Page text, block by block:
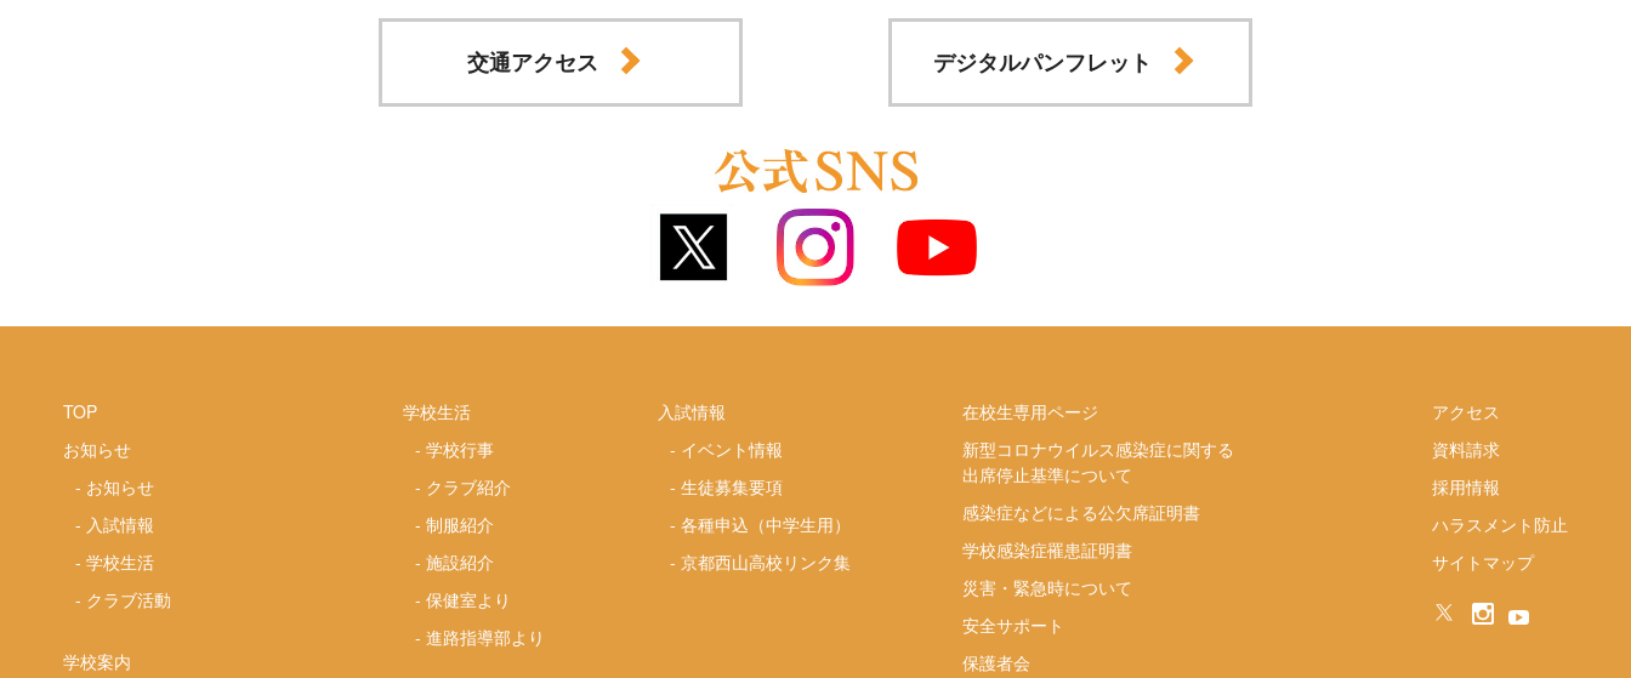
交通アクセス デジタルパンフレット
TOP
お知らせ
- お知らせ
- 入試情報
- 学校生活
- クラブ活動
学校案内
学校生活
- 学校行事
- クラブ紹介
- 制服紹介
- 施設紹介
- 保健室より
- 進路指導部より
入試情報
- イベント情報
- 生徒募集要項
- 各種申込（中学生用）
- 京都西山高校リンク集
在校生専用ページ
新型コロナウイルス感染症に関する
出席停止基準について
感染症などによる公欠席証明書
学校感染症罹患証明書
災害・緊急時について
安全サポート
保護者会
アクセス
資料請求
採用情報
ハラスメント防止
サイトマップ